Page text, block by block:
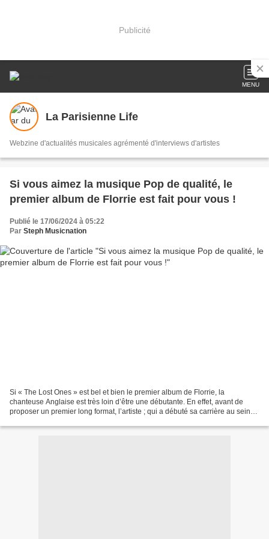
Publicité
MENU
La Parisienne Life
Webzine d'actualités musicales agrémenté d'interviews d'artistes
Si vous aimez la musique Pop de qualité, le
premier album de Florrie est fait pour vous !
Publié le 17/06/2024 à 05:22
Par Steph Musicnation
Si « The Lost Ones » est bel et bien le premier album de Florrie, la
chanteuse Anglaise est très loin d’être une débutante. En effet, avant de
proposer un premier long format, l’artiste ; qui a débuté sa carrière au sein